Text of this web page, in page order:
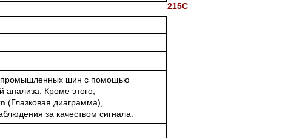
215C
промышленных шин с помощью
анализа. Кроме этого,
(Глазковая диаграмма),
за качеством сигнала.